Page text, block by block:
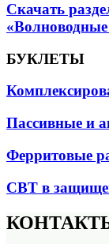
Скачать
БУКЛЕТЫ
Пассивные и
Ферритовые
СВТ в